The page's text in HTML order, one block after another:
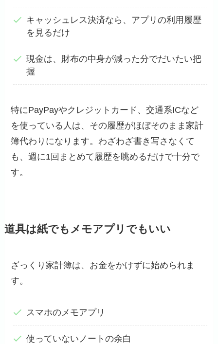
キャッシュレス決済なら、アプリの利用履歴
を見るだけ
現金は、財布の中身が減った分でだいたい把
握
特にPayPayやクレジットカード、交通系ICなど
を使っている人は、その履歴がほぼそのまま家計
簿代わりになります。わざわざ書き写さなくて
も、週に1回まとめて履歴を眺めるだけで十分で
す。
道具は紙でもメモアプリでもいい
ざっくり家計簿は、お金をかけずに始められま
す。
スマホのメモアプリ
使っていないノートの余白